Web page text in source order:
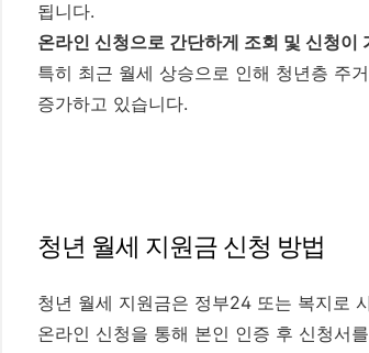
됩니다.
온라인 신청으로 간단하게 조회 및 신청이
특히 최근 월세 상승으로 인해 청년층 주
증가하고 있습니다.
청년 월세 지원금 신청 방법
청년 월세 지원금은 정부24 또는 복지로
온라인 신청을 통해 본인 인증 후 신청서